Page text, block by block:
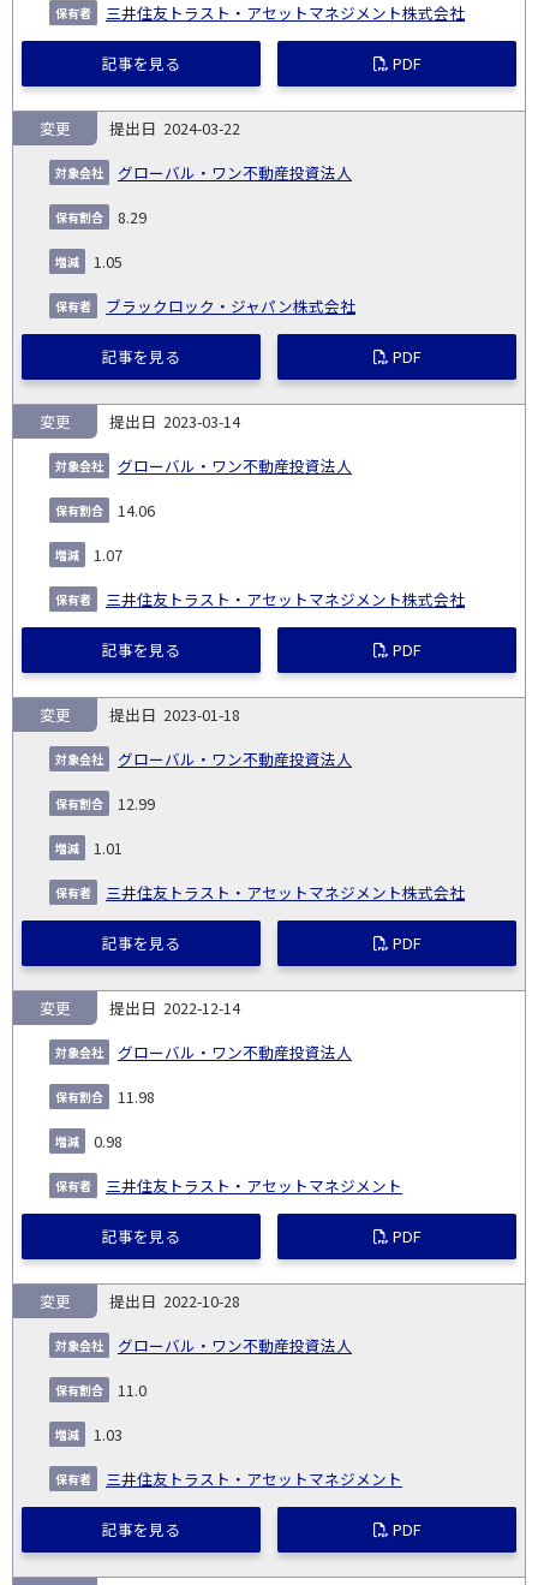
三井住友トラスト・アセットマネジメント株式会社
記事を見る PDF
2024-03-22
グローバル・ワン不動産投資法人
変更
8.29
1.05
ブラックロック・ジャパン株式会社
記事を見る PDF
2023-03-14
グローバル・ワン不動産投資法人
変更
14.06
1.07
三井住友トラスト・アセットマネジメント株式会社
記事を見る PDF
2023-01-18
グローバル・ワン不動産投資法人
変更
12.99
1.01
三井住友トラスト・アセットマネジメント株式会社
記事を見る PDF
2022-12-14
グローバル・ワン不動産投資法人
変更
11.98
0.98
三井住友トラスト・アセットマネジメント
記事を見る PDF
2022-10-28
グローバル・ワン不動産投資法人
変更
11.0
1.03
三井住友トラスト・アセットマネジメント
記事を見る PDF